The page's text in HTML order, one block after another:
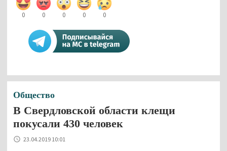
0 0 0 0 0
Общество
В Свердловской области клещи
покусали 430 человек
23.04.2019 10:01